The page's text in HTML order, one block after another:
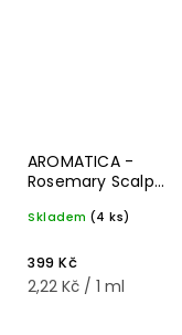
AROMATICA -
Rosemary Scalp
180 ml
Skladem (4 ks)
399 Kč
2,22 Kč / 1 ml